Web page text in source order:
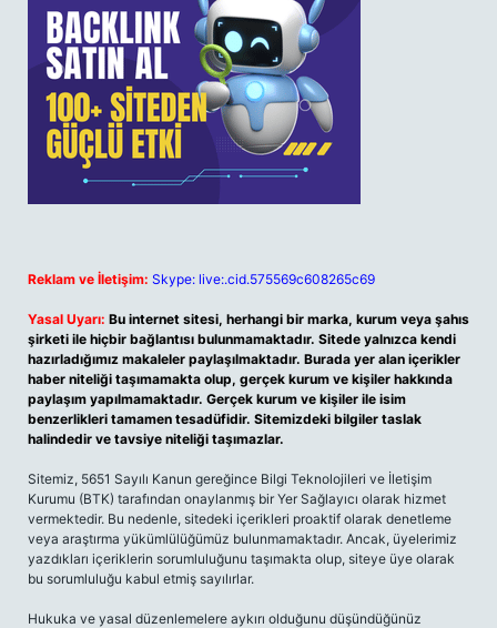
Reklam ve İletişim: Skype: live:.cid.575569c608265c69
Yasal Uyarı: Bu internet sitesi, herhangi bir marka, kurum veya şahıs
şirketi ile hiçbir bağlantısı bulunmamaktadır. Sitede yalnızca kendi
hazırladığımız makaleler paylaşılmaktadır. Burada yer alan içerikler
haber niteliği taşımamakta olup, gerçek kurum ve kişiler hakkında
paylaşım yapılmamaktadır. Gerçek kurum ve kişiler ile isim
benzerlikleri tamamen tesadüfidir. Sitemizdeki bilgiler taslak
halindedir ve tavsiye niteliği taşımazlar.
Sitemiz, 5651 Sayılı Kanun gereğince Bilgi Teknolojileri ve İletişim
Kurumu (BTK) tarafından onaylanmış bir Yer Sağlayıcı olarak hizmet
vermektedir. Bu nedenle, sitedeki içerikleri proaktif olarak denetleme
veya araştırma yükümlülüğümüz bulunmamaktadır. Ancak, üyelerimiz
yazdıkları içeriklerin sorumluluğunu taşımakta olup, siteye üye olarak
bu sorumluluğu kabul etmiş sayılırlar.
Hukuka ve yasal düzenlemelere aykırı olduğunu düşündüğünüz